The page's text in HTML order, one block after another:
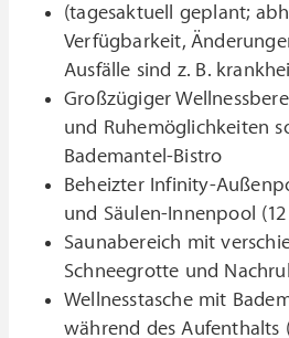
(tagesaktuell geplant;
Verfügbarkeit,
Ausfälle sind z. B.
Großzügiger
und Ruhemöglichkeiten
Bademantel-Bistro
Beheizter Infinity-
und Säulen-Innenpool (12
Saunabereich mit
Schneegrotte und
Wellnesstasche mit
während des Aufenthalts